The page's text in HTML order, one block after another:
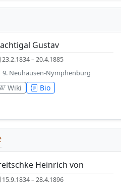
Gustav
23.2.1834 – 20.4.1885
9. Neuhausen-Nymphenburg
Wiki Bio
Heinrich von
15.9.1834 – 28.4.1896